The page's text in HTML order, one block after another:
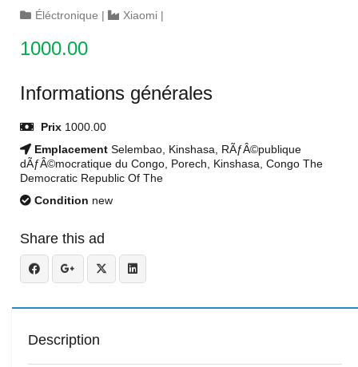
Éléctronique | Xiaomi |
1000.00
Informations générales
Prix 1000.00
Emplacement Selembao, Kinshasa, RÃƒÂ©publique
dÃƒÂ©mocratique du Congo, Porech, Kinshasa, Congo The
Democratic Republic Of The
Condition new
Share this ad
Description